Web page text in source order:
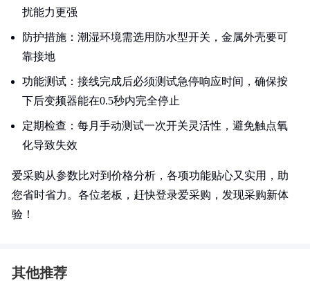
扰能力更强
防护措施：潮湿环境需选用防水型开关，金属外壳要可
靠接地
功能测试：接线完成后必须测试急停响应时间，确保按
下后变频器能在0.5秒内完全停止
定期检查：每月手动测试一次开关灵活性，避免触点氧
化导致失效
爱采购从参数比对到价格分析，各项功能贴心又实用，助
您省时省力。各位老板，赶快登录爱采购，发现采购新体
验！
其他推荐